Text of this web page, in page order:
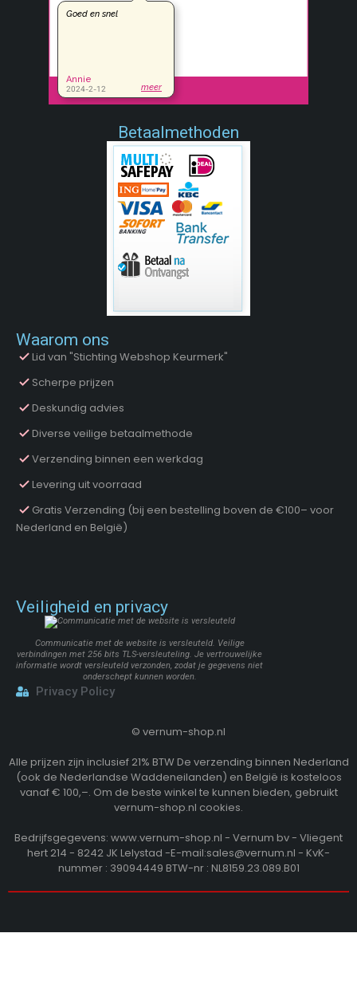
Betaalmethoden
Waarom ons
Lid van "Stichting Webshop Keurmerk"
Scherpe prijzen
Deskundig advies
Diverse veilige betaalmethode
Verzending binnen een werkdag
Levering uit voorraad
Gratis Verzending (bij een bestelling boven de €100– voor
Nederland en België)
Veiligheid en privacy
Communicatie met de website is versleuteld. Veilige
verbindingen met 256 bits TLS-versleuteling. Je vertrouwelijke
informatie wordt versleuteld verzonden, zodat je gegevens niet
onderschept kunnen worden.
Privacy Policy
© vernum-shop.nl
Alle prijzen zijn inclusief 21% BTW De verzending binnen Nederland
(ook de Nederlandse Waddeneilanden) en België is kosteloos
vanaf € 100,–. Om de beste winkel te kunnen bieden, gebruikt
vernum-shop.nl cookies.
Bedrijfsgegevens: www.vernum-shop.nl - Vernum bv - Vliegent
hert 214 - 8242 JK Lelystad -E-mail:sales@vernum.nl - KvK-
nummer : 39094449 BTW-nr : NL8159.23.089.B01